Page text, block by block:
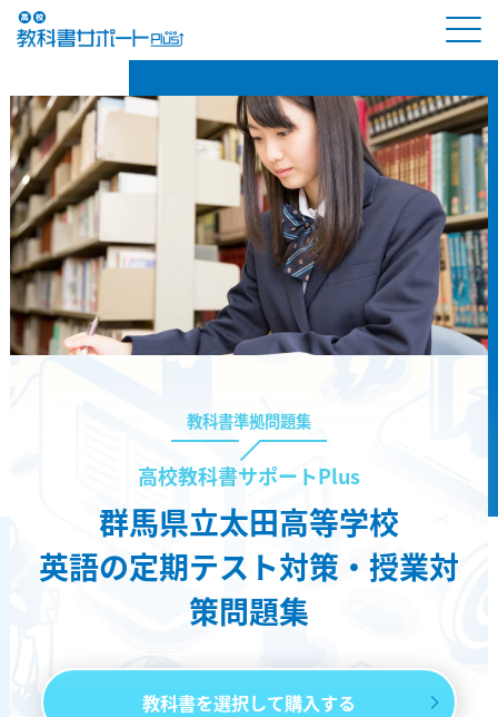
教科書準拠問題集
高校教科書サポートPlus
群馬県立太田高等学校
英語の定期テスト対策・授業対
策問題集
教科書を選択して購入する